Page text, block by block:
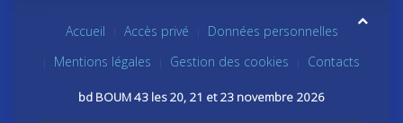
Accueil Accès privé
Données personnelles
Mentions légales
Gestion des cookies Contacts
bd BOUM 43 les 20, 21 et 23 novembre 2026